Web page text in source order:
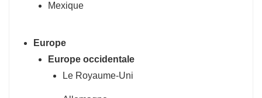
Mexique
Europe
Europe occidentale
Le Royaume-Uni